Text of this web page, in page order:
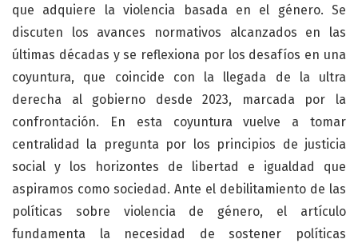
que adquiere la violencia basada en el género. Se
discuten los avances normativos alcanzados en las
últimas décadas y se reflexiona por los desafíos en una
coyuntura, que coincide con la llegada de la ultra
derecha al gobierno desde 2023, marcada por la
confrontación. En esta coyuntura vuelve a tomar
centralidad la pregunta por los principios de justicia
social y los horizontes de libertad e igualdad que
aspiramos como sociedad. Ante el debilitamiento de las
políticas sobre violencia de género, el artículo
fundamenta la necesidad de sostener políticas